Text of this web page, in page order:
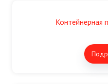
Контейнерная